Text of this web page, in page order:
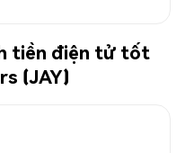
tiền điện tử tốt
(JAY)